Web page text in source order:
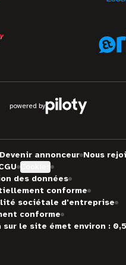
powered by
Devenir annonceur Nous
des données
conforme
sociétale d'entreprise
conforme
le site émet environ :